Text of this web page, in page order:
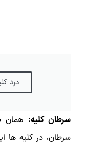
درد
سرطان کلیه: همان
سرطان، در کلیه ها